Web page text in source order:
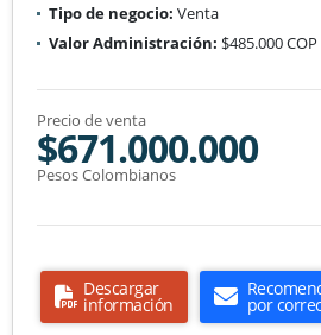
Tipo de negocio: Venta
Valor Administración: $485.000 COP
Precio de venta
$671.000.000
Pesos Colombianos
Descargar
información
por